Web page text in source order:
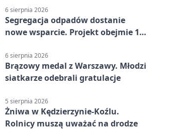
6 sierpnia 2026
Segregacja odpadów dostanie
nowe wsparcie. Projekt obejmie 15
6 sierpnia 2026
Brązowy medal z Warszawy. Młodzi
siatkarze odebrali gratulacje
5 sierpnia 2026
Żniwa w Kędzierzynie-Koźlu.
Rolnicy muszą uważać na drodze